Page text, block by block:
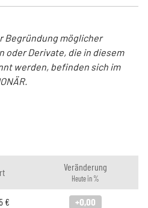
Begründung möglicher
Derivate, die in diesem
werden, befinden sich im
Veränderung
Heute in %
€ +0,00